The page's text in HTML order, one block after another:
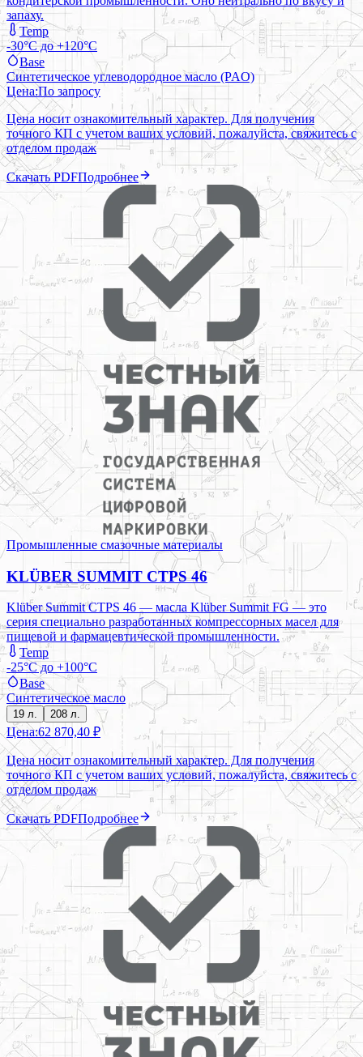
запаху.
Temp
-30°C до +120°C
Base
Синтетическое углеводородное масло (PAO)
Цена:По запросу
Цена носит ознакомительный характер. Для получения
точного КП с учетом ваших условий, пожалуйста, свяжитесь с
отделом продаж
Скачать PDFПодробнее
Промышленные смазочные материалы
KLÜBER SUMMIT CTPS 46
Klüber Summit CTPS 46 — масла Klüber Summit FG — это
серия специально разработанных компрессорных масел для
пищевой и фармацевтической промышленности.
Temp
-25°C до +100°C
Base
Синтетическое масло
19 л. 208 л.
Цена:62 870,40 ₽
Цена носит ознакомительный характер. Для получения
точного КП с учетом ваших условий, пожалуйста, свяжитесь с
отделом продаж
Скачать PDFПодробнее